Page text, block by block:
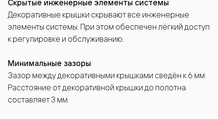
Скрытые инженерные элементы системы
Декоративные крышки скрывают все инженерные
элементы системы. При этом обеспечен лёгкий доступ
к регулировке и обслуживанию.
Минимальные зазоры
Зазор между декоративными крышками сведён к 6 мм.
Расстояние от декоративной крышки до полотна
составляет 3 мм.